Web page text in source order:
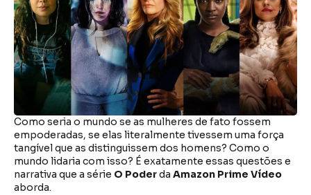
Como seria o mundo se as mulheres de fato fossem
empoderadas, se elas literalmente tivessem uma força
tangível que as distinguissem dos homens? Como o
mundo lidaria com isso? É exatamente essas questões e
narrativa que a série O Poderda Amazon Prime Vídeo
aborda.